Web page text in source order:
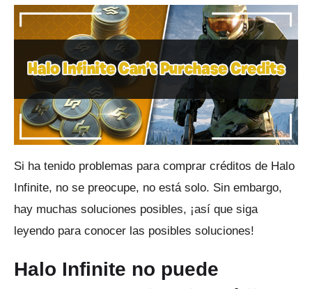
Si ha tenido problemas para comprar créditos de Halo
Infinite, no se preocupe, no está solo. Sin embargo,
hay muchas soluciones posibles, ¡así que siga
leyendo para conocer las posibles soluciones!
Halo Infinite no puede